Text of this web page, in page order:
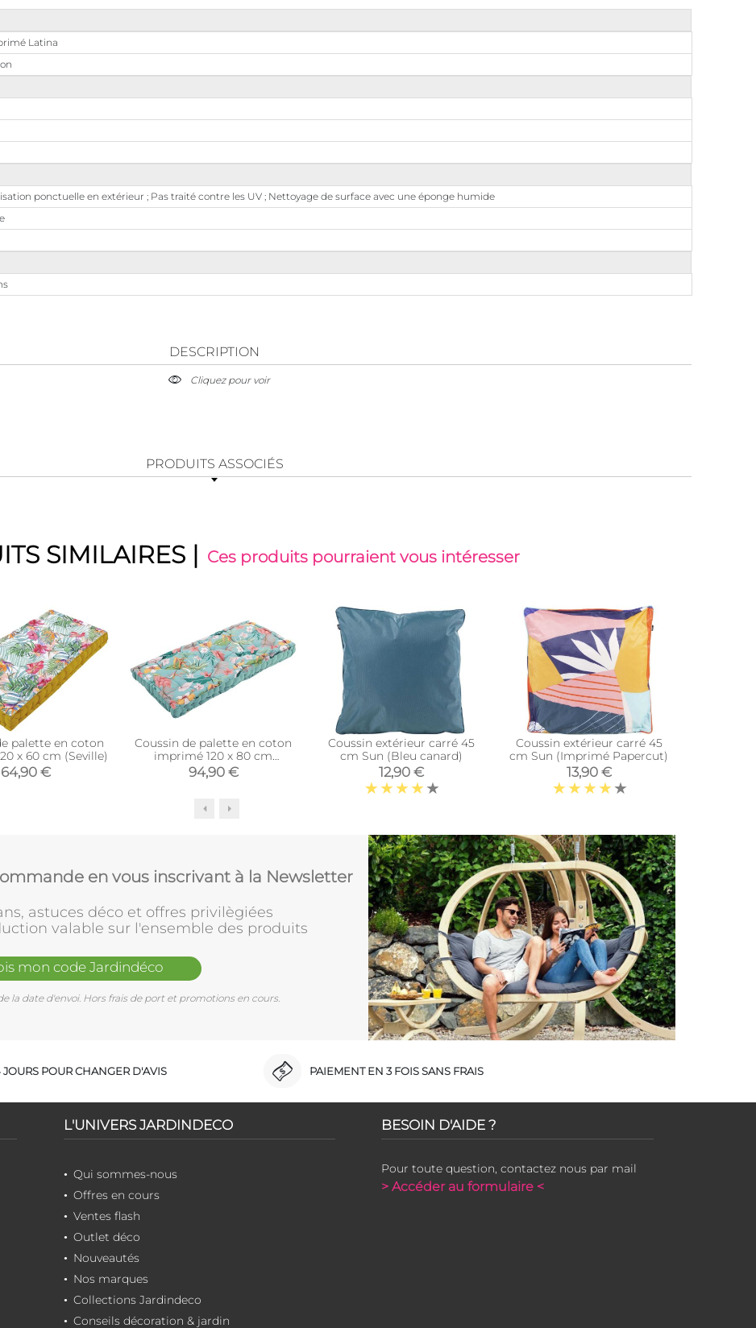
Latina
ponctuelle en extérieur ; Pas traité contre les UV ; Nettoyage de surface avec une éponge humide
DESCRIPTION
Cliquez pour voir
PRODUITS ASSOCIÉS
SIMILAIRES | Ces produits pourraient vous intéresser
palette en coton
x 60 cm (Seville)
64,90 €
Coussin de palette en coton
imprimé 120 x 80 cm
(Angele)
94,90 €
Coussin extérieur carré 45
cm Sun (Bleu canard)
12,90 €
Coussin extérieur carré 45
cm Sun (Imprimé Papercut)
13,90 €
en vous inscrivant à la Newsletter
astuces déco et offres privilègiées
valable sur l'ensemble des produits
mon code Jardindéco
la date d'envoi. Hors frais de port et promotions en cours.
JOURS POUR CHANGER D'AVIS PAIEMENT EN 3 FOIS SANS FRAIS
L'UNIVERS JARDINDECO
Qui sommes-nous
Offres en cours
Ventes flash
Outlet déco
Nouveautés
Nos marques
Collections Jardindeco
Conseils décoration & jardin
BESOIN D'AIDE ?
Pour toute question, contactez nous par mail
> Accéder au formulaire <